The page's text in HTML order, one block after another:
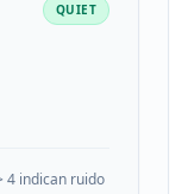
QUIET
4 indican ruido